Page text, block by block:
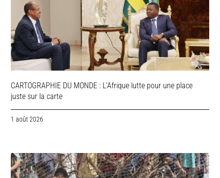
CARTOGRAPHIE DU MONDE : L’Afrique lutte pour une place
juste sur la carte
1 août 2026